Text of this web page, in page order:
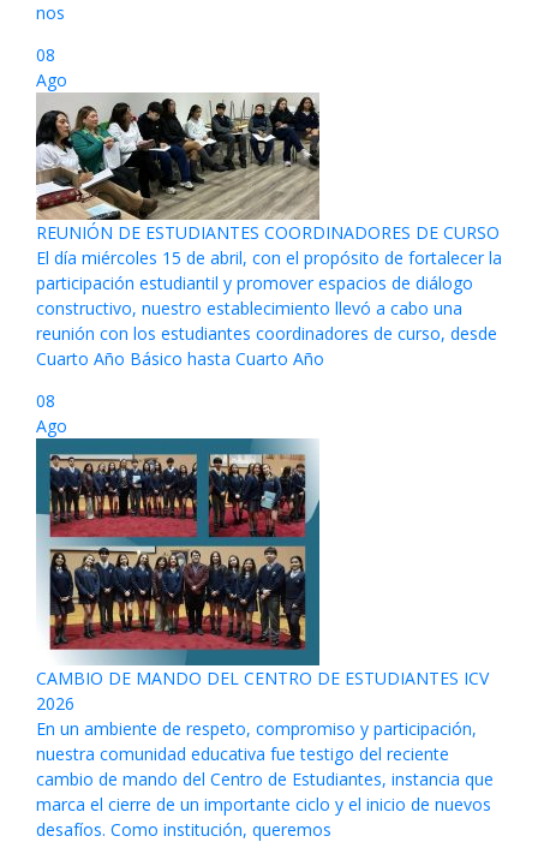
nos
08
Ago
REUNIÓN DE ESTUDIANTES COORDINADORES DE CURSO
El día miércoles 15 de abril, con el propósito de fortalecer la
participación estudiantil y promover espacios de diálogo
constructivo, nuestro establecimiento llevó a cabo una
reunión con los estudiantes coordinadores de curso, desde
Cuarto Año Básico hasta Cuarto Año
08
Ago
CAMBIO DE MANDO DEL CENTRO DE ESTUDIANTES ICV
2026
En un ambiente de respeto, compromiso y participación,
nuestra comunidad educativa fue testigo del reciente
cambio de mando del Centro de Estudiantes, instancia que
marca el cierre de un importante ciclo y el inicio de nuevos
desafíos. Como institución, queremos